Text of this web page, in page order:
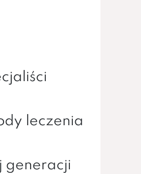
leczenia
generacji